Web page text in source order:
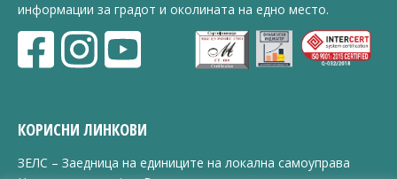
информации за градот и околината на едно место.
КОРИСНИ ЛИНКОВИ
ЗЕЛС – Заедница на единиците на локална самоуправа